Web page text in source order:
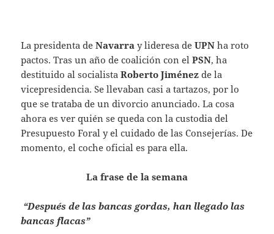
La presidenta deNavarra y lideresa deUPNha roto
pactos. Tras un año de coalición con elPSN, ha
destituido al socialistaRoberto Jiménez de la
vicepresidencia. Se llevaban casi a tartazos, por lo
que se trataba de un divorcio anunciado. La cosa
ahora es ver quién se queda con la custodia del
Presupuesto Foral y el cuidado de las Consejerías. De
momento, el coche oficial es para ella.
La frase de la semana
“Después de las bancas gordas, han llegado las
bancas flacas”